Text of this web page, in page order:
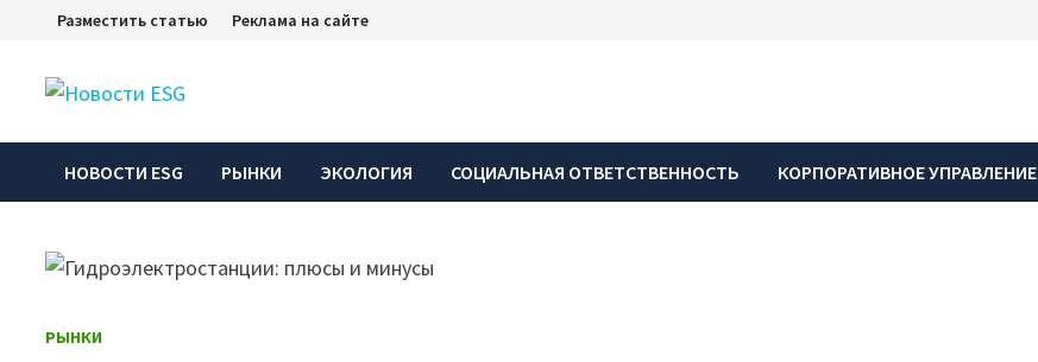
Перейти
содержимому
Разместить статью Реклама на сайте
НОВОСТИ ESG РЫНКИ ЭКОЛОГИЯ СОЦИАЛЬНАЯ ОТВЕТСТВЕННОСТЬ КОРПОРАТИВНОЕ УПРАВЛЕНИЕ
РЫНКИ